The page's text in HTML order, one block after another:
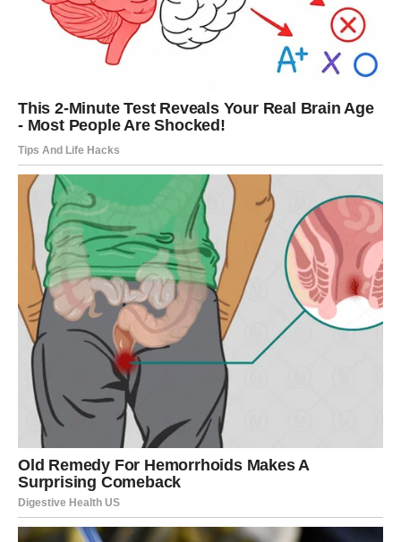
stabilnosti i održavanju energetske ravnoteže u prostoru.
U dodatku ovom drevnom znanju o prostoru, zanimljivo je
modernim istraživanjima i istorijskim zapisima, ima gotovo
neograničen rok trajanja. Arheolozi su u egipatskim
grobnicama pronašli tegle meda stare preko 3000 godina,
koje su bile i dalje jestive. Med ima nizak sadržaj vlage,
visok udio šećera i sadrži enzim glukoza oksidazu, koji u
kontaktu s vodom proizvodi vodonik-peroksid, čime se štiti
od kvarenja. Osim kao hrana, Egipćani su ga koristili za
balzamovanje i dezinfekciju, zbog njegovih prirodnih
antibakterijskih svojstava.